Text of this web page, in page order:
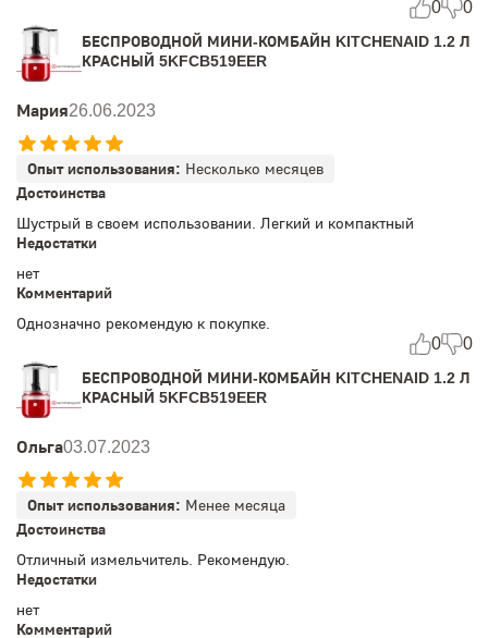
0 0
БЕСПРОВОДНОЙ МИНИ-КОМБАЙН KITCHENAID 1.2 Л
КРАСНЫЙ 5KFCB519EER
Мария26.06.2023
Опыт использования: Несколько месяцев
Достоинства
Шустрый в своем использовании. Легкий и компактный
Недостатки
нет
Комментарий
Однозначно рекомендую к покупке.
0 0
БЕСПРОВОДНОЙ МИНИ-КОМБАЙН KITCHENAID 1.2 Л
КРАСНЫЙ 5KFCB519EER
Ольга03.07.2023
Опыт использования: Менее месяца
Достоинства
Отличный измельчитель. Рекомендую.
Недостатки
нет
Комментарий